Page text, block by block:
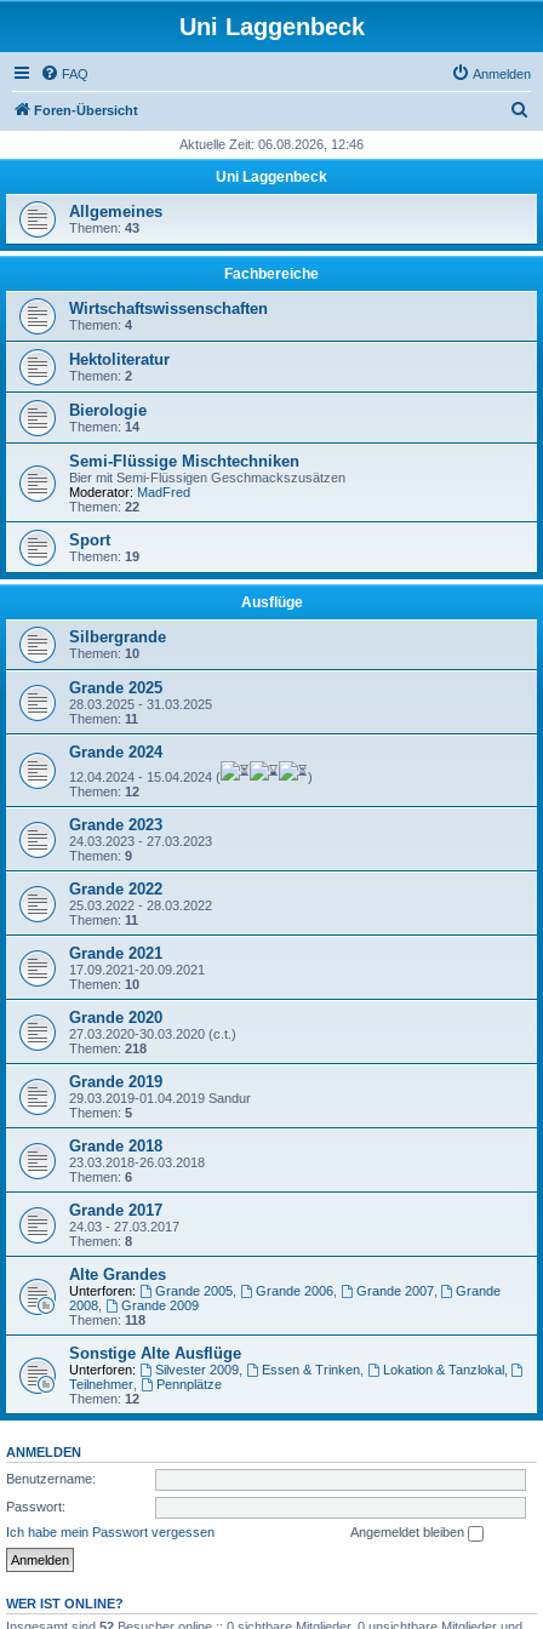
Uni Laggenbeck
FAQ Anmelden
Foren-Übersicht
h
Aktuelle Zeit: 06.08.2026, 12:46
Uni Laggenbeck
Allgemeines
Themen: 43
Fachbereiche
Wirtschaftswissenschaften
Themen: 4
Hektoliteratur
Themen: 2
Bierologie
Themen: 14
Semi-Flüssige Mischtechniken
Bier mit Semi-Flüssigen Geschmackszusätzen
Moderator: MadFred
Themen: 22
Sport
Themen: 19
Ausflüge
Silbergrande
Themen: 10
Grande 2025
28.03.2025 - 31.03.2025
Themen: 11
Grande 2024
12.04.2024 - 15.04.2024 (
)
Themen: 12
Grande 2023
24.03.2023 - 27.03.2023
Themen: 9
Grande 2022
25.03.2022 - 28.03.2022
Themen: 11
Grande 2021
17.09.2021-20.09.2021
Themen: 10
Grande 2020
27.03.2020-30.03.2020 (c.t.)
Themen: 218
Grande 2019
29.03.2019-01.04.2019 Sandur
Themen: 5
Grande 2018
23.03.2018-26.03.2018
Themen: 6
Grande 2017
24.03 - 27.03.2017
Themen: 8
Alte Grandes
Unterforen: Grande 2005, Grande 2006, Grande 2007,
Grande
2008
Grande 2009
Themen: 118
Sonstige Alte Ausflüge
Unterforen: Silvester 2009, Essen & Trinken, Lokation & Tanzlokal,
Teilnehmer
Pennplätze
Themen: 12
ANMELDEN
Benutzername:
Passwort:
Ich habe mein Passwort vergessen
Angemeldet bleiben
WER IST ONLINE?